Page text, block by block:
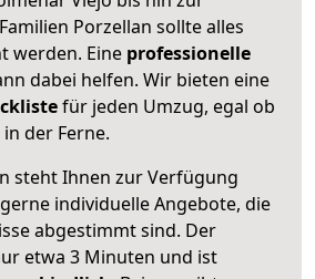
Porzellan sollte alles
werden. Eine professionelle
dabei helfen. Wir bieten eine
für jeden Umzug, egal ob
der Ferne.
steht Ihnen zur Verfügung
individuelle Angebote, die
abgestimmt sind. Der
etwa 3 Minuten und ist